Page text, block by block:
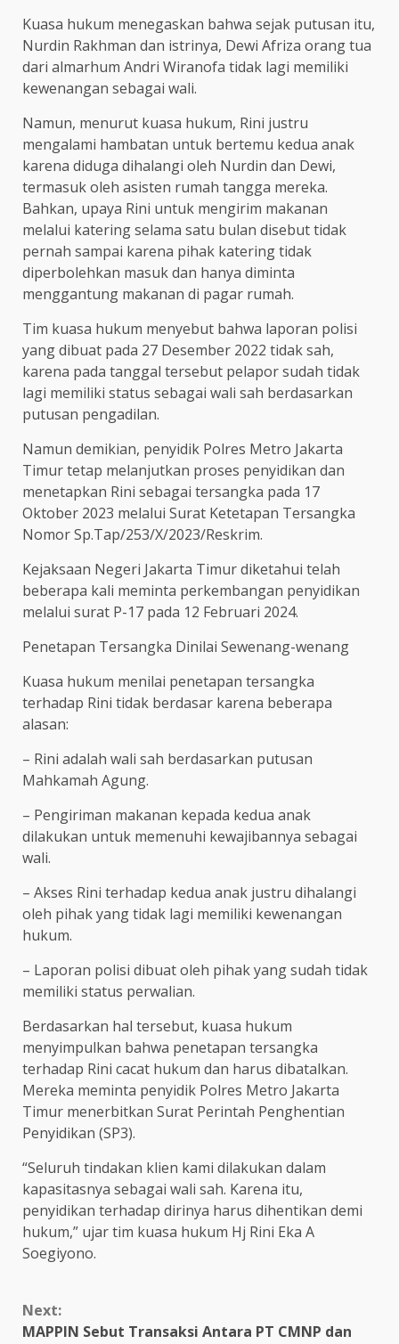
Kuasa hukum menegaskan bahwa sejak putusan itu,
Nurdin Rakhman dan istrinya, Dewi Afriza orang tua
dari almarhum Andri Wiranofa tidak lagi memiliki
kewenangan sebagai wali.
Namun, menurut kuasa hukum, Rini justru
mengalami hambatan untuk bertemu kedua anak
karena diduga dihalangi oleh Nurdin dan Dewi,
termasuk oleh asisten rumah tangga mereka.
Bahkan, upaya Rini untuk mengirim makanan
melalui katering selama satu bulan disebut tidak
pernah sampai karena pihak katering tidak
diperbolehkan masuk dan hanya diminta
menggantung makanan di pagar rumah.
Tim kuasa hukum menyebut bahwa laporan polisi
yang dibuat pada 27 Desember 2022 tidak sah,
karena pada tanggal tersebut pelapor sudah tidak
lagi memiliki status sebagai wali sah berdasarkan
putusan pengadilan.
Namun demikian, penyidik Polres Metro Jakarta
Timur tetap melanjutkan proses penyidikan dan
menetapkan Rini sebagai tersangka pada 17
Oktober 2023 melalui Surat Ketetapan Tersangka
Nomor Sp.Tap/253/X/2023/Reskrim.
Kejaksaan Negeri Jakarta Timur diketahui telah
beberapa kali meminta perkembangan penyidikan
melalui surat P-17 pada 12 Februari 2024.
Penetapan Tersangka Dinilai Sewenang-wenang
Kuasa hukum menilai penetapan tersangka
terhadap Rini tidak berdasar karena beberapa
alasan:
– Rini adalah wali sah berdasarkan putusan
Mahkamah Agung.
– Pengiriman makanan kepada kedua anak
dilakukan untuk memenuhi kewajibannya sebagai
wali.
– Akses Rini terhadap kedua anak justru dihalangi
oleh pihak yang tidak lagi memiliki kewenangan
hukum.
– Laporan polisi dibuat oleh pihak yang sudah tidak
memiliki status perwalian.
Berdasarkan hal tersebut, kuasa hukum
menyimpulkan bahwa penetapan tersangka
terhadap Rini cacat hukum dan harus dibatalkan.
Mereka meminta penyidik Polres Metro Jakarta
Timur menerbitkan Surat Perintah Penghentian
Penyidikan (SP3).
“Seluruh tindakan klien kami dilakukan dalam
kapasitasnya sebagai wali sah. Karena itu,
penyidikan terhadap dirinya harus dihentikan demi
hukum,” ujar tim kuasa hukum Hj Rini Eka A
Soegiyono.
Continue
Reading
Next:
MAPPIN Sebut Transaksi Antara PT CMNP dan